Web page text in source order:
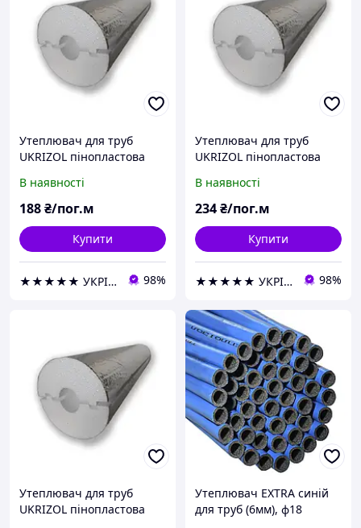
Утеплювач для труб
UKRIZOL пінопластова
фольгою
В наявності
188₴/пог.м
Купити
★★★★★ УКРІЗОЛ оптово-роздрібна компанія 98%
Утеплювач для труб
UKRIZOL пінопластова
фольгою
В наявності
234₴/пог.м
Купити
★★★★★ УКРІЗОЛ оптово-роздрібна компанія 98%
Утеплювач для труб
UKRIZOL пінопластова
Утеплювач EXTRA синій
для труб (6мм), ф18